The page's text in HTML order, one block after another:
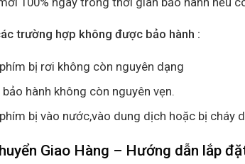
trường hợp không được bảo hành :
bị rơi không còn nguyên dạng
bảo hành không còn nguyên vẹn.
bị vào nước,vào dung dịch hoặc bị cháy
Giao Hàng – Hướng dẫn lắp